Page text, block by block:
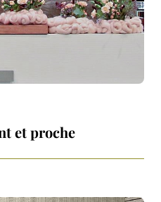
et proche